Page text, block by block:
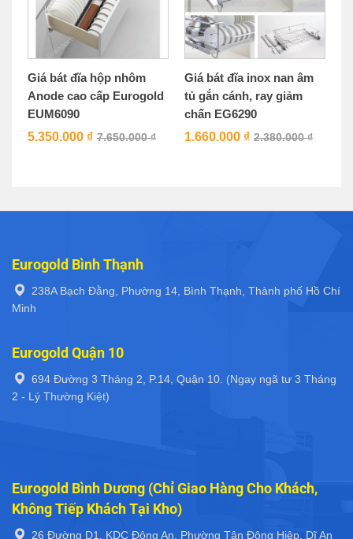
Giá bát đĩa hộp nhôm
Anode cao cấp Eurogold
EUM6090
5.350.000 ₫ 7.650.000₫
Giá bát đĩa inox nan âm
tủ gắn cánh, ray giảm
chấn EG6290
1.660.000 ₫ 2.380.000₫
Eurogold Bình Thạnh
238A Bạch Đằng, Phường 14, Bình Thạnh, Thành phố Hồ Chí
Minh
Eurogold Quận 10
694 Đường 3 Tháng 2, P.14, Quận 10. (Ngay ngã tư 3 Tháng
2 - Lý Thường Kiệt)
Eurogold Bình Dương (Chỉ Giao Hàng Cho Khách,
Không Tiếp Khách Tại Kho)
26 Đường D1, KDC Đông An, Phường Tân Đông Hiệp, Dĩ An